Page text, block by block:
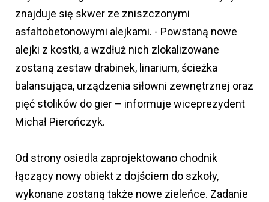
znajduje się skwer ze zniszczonymi
asfaltobetonowymi alejkami. - Powstaną nowe
alejki z kostki, a wzdłuż nich zlokalizowane
zostaną zestaw drabinek, linarium, ścieżka
balansująca, urządzenia siłowni zewnętrznej oraz
pięć stolików do gier – informuje wiceprezydent
Michał Pierończyk.
Od strony osiedla zaprojektowano chodnik
łączący nowy obiekt z dojściem do szkoły,
wykonane zostaną także nowe zieleńce. Zadanie